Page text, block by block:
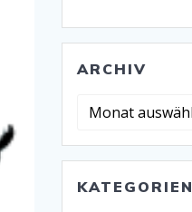
ARCHIV
Archiv
KATEGORIEN